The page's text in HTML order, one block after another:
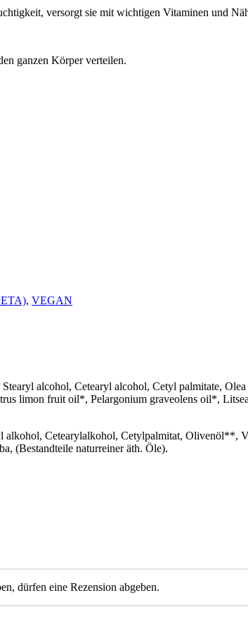
versorgt sie mit wichtigen Vitaminen und
ganzen Körper verteilen.
, VEGAN
alcohol, Cetearyl alcohol, Cetyl palmitate,
limon fruit oil*, Pelargonium graveolens oil*,
Cetearylalkohol, Cetylpalmitat, Olivenöl**,
(Bestandteile naturreiner äth. Öle).
dürfen eine Rezension abgeben.